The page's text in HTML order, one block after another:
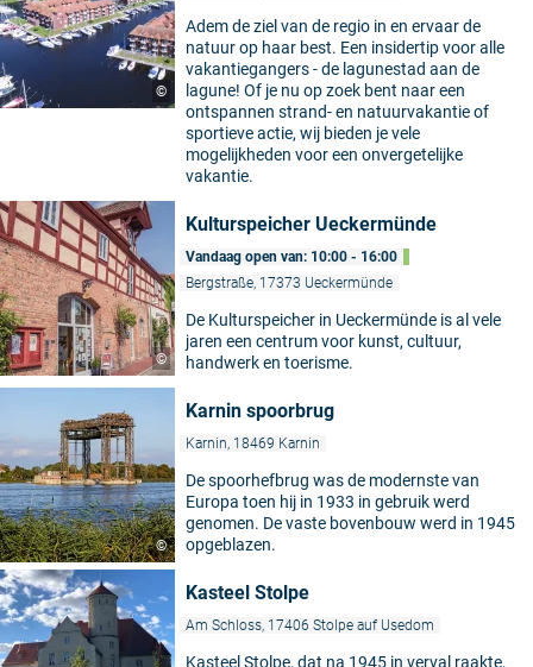
©
Adem de ziel van de regio in en ervaar de
natuur op haar best. Een insidertip voor alle
vakantiegangers - de lagunestad aan de
lagune! Of je nu op zoek bent naar een
ontspannen strand- en natuurvakantie of
sportieve actie, wij bieden je vele
mogelijkheden voor een onvergetelijke
vakantie.
©
Kulturspeicher Ueckermünde
Vandaag open van: 10:00 - 16:00
Bergstraße, 17373 Ueckermünde
De Kulturspeicher in Ueckermünde is al vele
jaren een centrum voor kunst, cultuur,
handwerk en toerisme.
©
Karnin spoorbrug
Karnin, 18469 Karnin
De spoorhefbrug was de modernste van
Europa toen hij in 1933 in gebruik werd
genomen. De vaste bovenbouw werd in 1945
opgeblazen.
Kasteel Stolpe
Am Schloss, 17406 Stolpe auf Usedom
Kasteel Stolpe, dat na 1945 in verval raakte,